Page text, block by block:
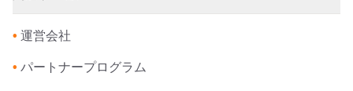
• 運営会社
• パートナープログラム